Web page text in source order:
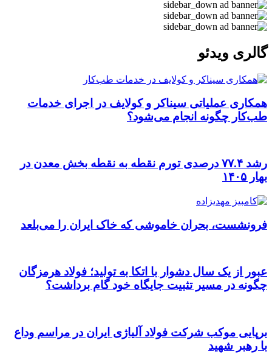
گالری ویدئو
همکاری عملیاتی سیناکر و کولایف در اجرای خدمات
طب‌کار چگونه انجام می‌شود؟
رشد ۷۷.۴ درصدی تورم نقطه به نقطه بخش معدن در
بهار ۱۴۰۵
فرونشست، بحران خاموشی که خاک ایران را می‌بلعد
عبور از یک سال دشوار با اتکا به تولید؛ فولاد هرمزگان
چگونه در مسیر تثبیت جایگاه خود گام برداشت؟
برپایی موکب شرکت فولاد آلیاژی ایران در مراسم وداع
با رهبر شهید